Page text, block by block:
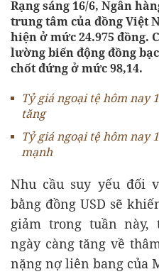
Rạng sáng 16/6, Ngân
trung tâm của đồng Việt
hiện ở mức 24.975 đồng.
lường biến động đồng
chốt đứng ở mức 98,14.
Tỷ giá ngoại tệ hôm nay
tăng
Tỷ giá ngoại tệ hôm nay
mạnh
Nhu cầu suy yếu đối
bằng đồng USD sẽ
giảm trong tuần
ngày càng tăng về
nặng nợ liên bang của